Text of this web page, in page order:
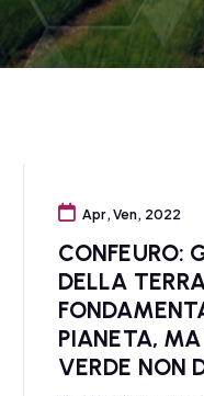
Apr, Ven, 2022
CONFEURO:
DELLA
PIANETA,
VERDE NON